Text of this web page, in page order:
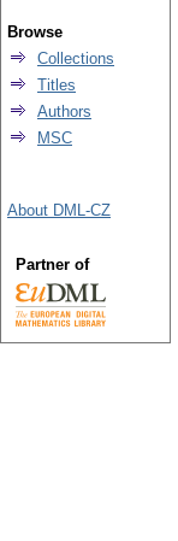
Browse
Collections
Titles
Authors
MSC
About DML-CZ
Partner of